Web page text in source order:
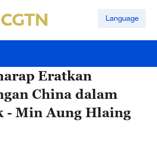
Language
Eratkan
China dalam
- Min Aung Hlaing